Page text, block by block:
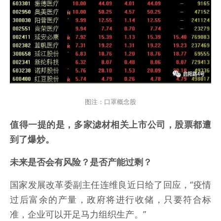
图注：口罩概念股
值得一提的是，多家滤材相关上市公司，股票都遭
到了爆炒。
未来是否会有风险？是否产能过剩？
国家发展改革委副主任连维良近日给了回应，“疫情
过后富余的产量，政府将进行收储，只要符合标
准，企业可以开足马力组织生产。”